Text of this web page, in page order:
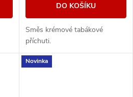
DO KOŠÍKU
Směs krémové tabákové
příchuti.
Novinka